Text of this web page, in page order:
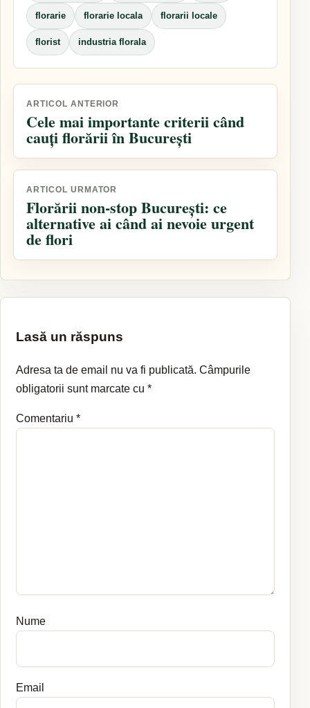
florarie florarie locala florarii locale
florist industria florala
Navigare
în
articole
ARTICOL ANTERIOR
Cele mai importante criterii când
cauți florării în București
ARTICOL URMATOR
Florării non-stop București: ce
alternative ai când ai nevoie urgent
de flori
Lasă un răspuns
Adresa ta de email nu va fi publicată. Câmpurile
obligatorii sunt marcate cu *
Comentariu *
Nume
Email